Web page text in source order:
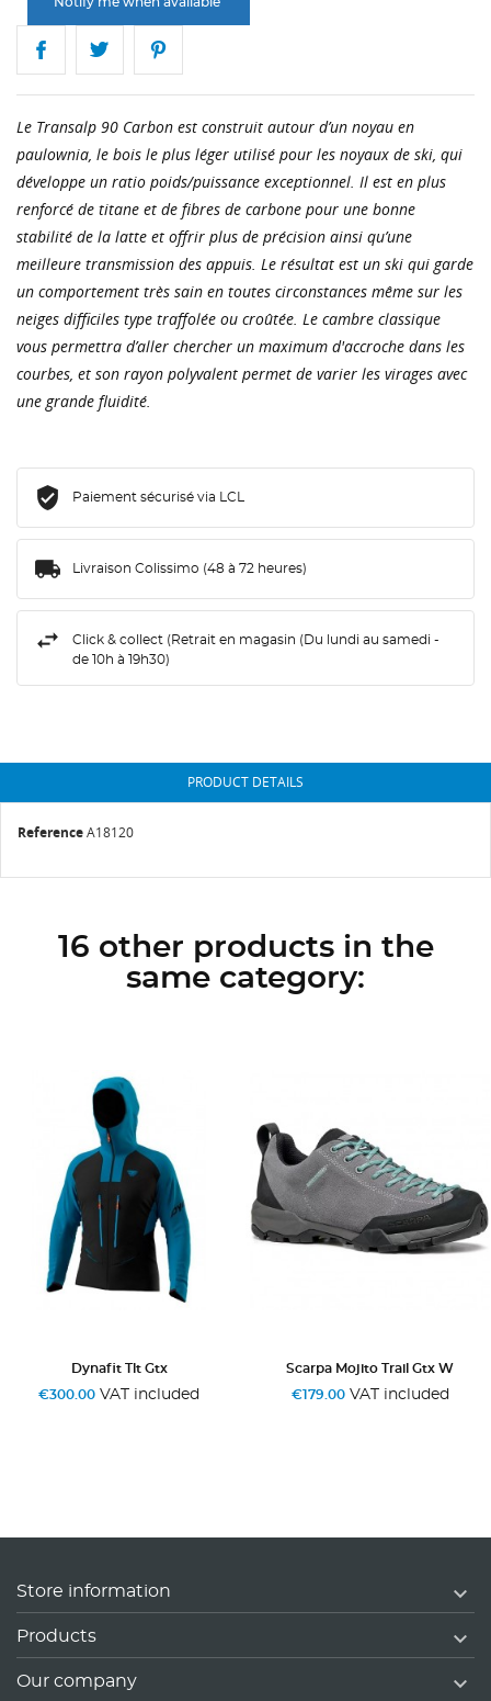
Le Transalp 90 Carbon est construit autour d’un noyau en
paulownia, le bois le plus léger utilisé pour les noyaux de ski, qui
développe un ratio poids/puissance exceptionnel. Il est en plus
renforcé de titane et de fibres de carbone pour une bonne
stabilité de la latte et offrir plus de précision ainsi qu’une
meilleure transmission des appuis. Le résultat est un ski qui garde
un comportement très sain en toutes circonstances même sur les
neiges difficiles type traffolée ou croûtée. Le cambre classique
vous permettra d’aller chercher un maximum d'accroche dans les
courbes, et son rayon polyvalent permet de varier les virages avec
une grande fluidité.
Paiement sécurisé via LCL
Livraison Colissimo (48 à 72 heures)
Click & collect (Retrait en magasin (Du lundi au samedi -
de 10h à 19h30)
PRODUCT DETAILS
ReferenceA18120
16 other products in the
same category:
Dynafit Tlt Gtx
€300.00 VAT included
Scarpa Mojito Trail Gtx W
€179.00VAT included
Store information 
Products 
Our company 